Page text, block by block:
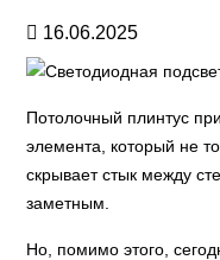
16.06.2025
Потолочный плинтус
элемента, который не
скрывает стык между
заметным.
Но, помимо этого,